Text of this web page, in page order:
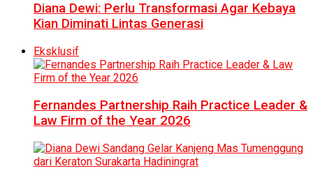
Diana Dewi: Perlu Transformasi Agar Kebaya
Kian Diminati Lintas Generasi
Eksklusif
Fernandes Partnership Raih Practice Leader &
Law Firm of the Year 2026